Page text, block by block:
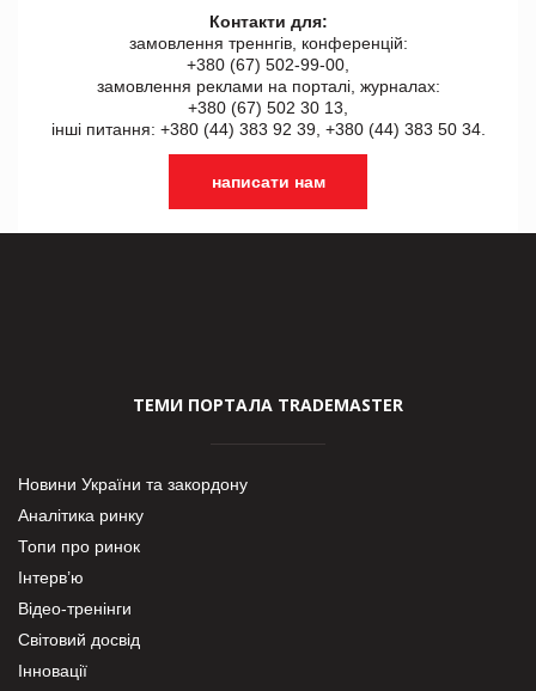
Контакти для:
замовлення треннгів, конференцій:
+380 (67) 502-99-00,
замовлення реклами на порталі, журналах:
+380 (67) 502 30 13,
інші питання: +380 (44) 383 92 39, +380 (44) 383 50 34.
написати нам
ТЕМИ ПОРТАЛА TRADEMASTER
Новини України та закордону
Аналітика ринку
Топи про ринок
Інтерв’ю
Відео-тренінги
Світовий досвід
Інновації